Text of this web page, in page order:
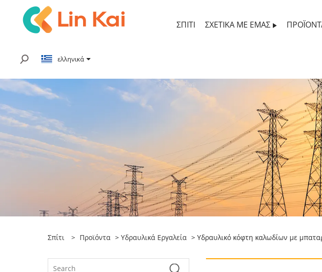
ΣΠΊΤΙ ΣΧΕΤΙΚΆ ΜΕ ΕΜΆΣ
ελληνικά
Σπίτι > Προϊόντα > Υδραυλικά Εργαλεία > Υδραυλικό κόφτη καλωδίων με